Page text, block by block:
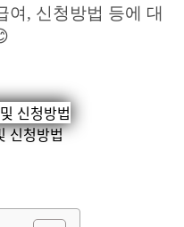
여, 신청방법 등에 대